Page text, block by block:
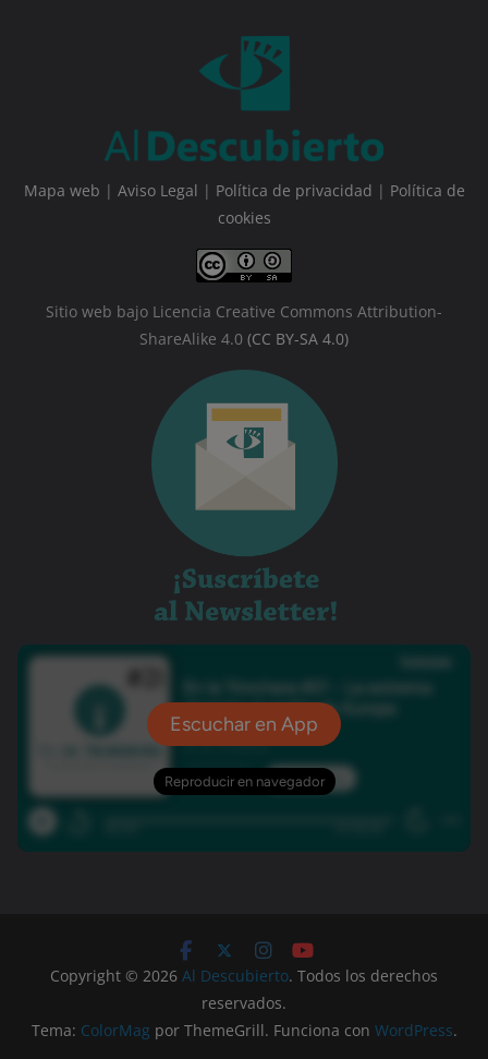
Mapa web | Aviso Legal | Política de privacidad | Política de
cookies
Sitio web bajo Licencia Creative Commons Attribution-
ShareAlike 4.0 (CC BY-SA 4.0)
Copyright © 2026 Al Descubierto. Todos los derechos
reservados.
Tema: ColorMag por ThemeGrill. Funciona con WordPress.